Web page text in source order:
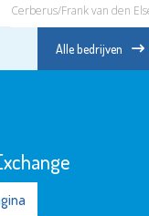
Cerberus/Frank van den
Alle bedrijven